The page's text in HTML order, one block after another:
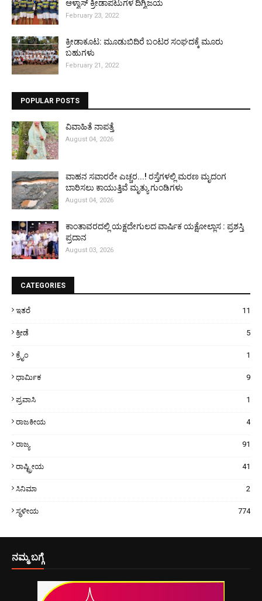
ಆಳ್ವಾಸ್ ಕ್ರೀಡಾಪಟುಗಳ ದಿಗ್ವಿಜಯ
February 23, 2022
ಕ್ರೀಡಾಕೂಟ: ಮೂಡುಬಿದಿರೆ ಬಂಟರ ಸಂಘದಕ್ಕೆ ಮೂರು
ಬಹುಗಳು
February 21, 2022
POPULAR POSTS
ವಿವಾಹಿತೆ ನಾಪತ್ತೆ
August 04, 2026
ವಾಹನ ಸವಾರರೇ ಎಚ್ಚರ...! ರಸ್ತೆಗಳಲ್ಲಿ ಮರಣ ಮೃದಂಗ
ಬಾರಿಸಲು ಕಾಯುತ್ತಿವೆ ಮೃತ್ಯು ಗುಂಡಿಗಳು
August 04, 2026
ಕಾಂತಾವರದಲ್ಲಿ ಯಕ್ಷದೇಗುಲದ ವಾರ್ಷಿಕ ಯಕ್ಷೋಲ್ಲಾಸ : ಪ್ರಶಸ್ತಿ
ಪ್ರದಾನ
August 03, 2026
CATEGORIES
ಇತರೆ 11
ಕ್ರೀಡೆ 5
ಕ್ರೈಂ 1
ಧಾರ್ಮಿಕ 9
ಪ್ರವಾಸಿ 1
ರಾಜಕೀಯ 4
ರಾಜ್ಯ 91
ರಾಷ್ಟ್ರೀಯ 41
ಸಿನಿಮಾ 2
ಸ್ಥಳೀಯ 774
ನಮ್ಮ ಬಗ್ಗೆ